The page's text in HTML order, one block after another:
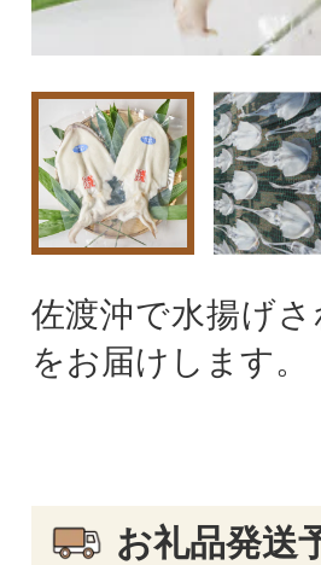
佐渡沖で水揚げ
をお届けします。
お礼品発送